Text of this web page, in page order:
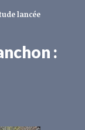
lancée
: